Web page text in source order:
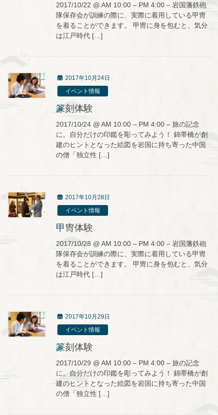
2017/10/22 @ AM 10:00 – PM 4:00 – 岩国藩鉄砲
隊保存会が訓練の際に、実際に着用している甲冑
を着ることができます。 甲冑に身を包むと、気分
は江戸時代 […]
2017年10月24日
イベント情報
篆刻体験
2017/10/24 @ AM 10:00 – PM 4:00 – 旅の記念
に。自分だけの印鑑を彫ってみよう！ 錦帯橋が創
建のヒントとなった絵図を岩国に持ち寄った中国
の僧「独立性 […]
2017年10月28日
イベント情報
甲冑体験
2017/10/28 @ AM 10:00 – PM 4:00 – 岩国藩鉄砲
隊保存会が訓練の際に、実際に着用している甲冑
を着ることができます。 甲冑に身を包むと、気分
は江戸時代 […]
2017年10月29日
イベント情報
篆刻体験
2017/10/29 @ AM 10:00 – PM 4:00 – 旅の記念
に。自分だけの印鑑を彫ってみよう！ 錦帯橋が創
建のヒントとなった絵図を岩国に持ち寄った中国
の僧「独立性 […]